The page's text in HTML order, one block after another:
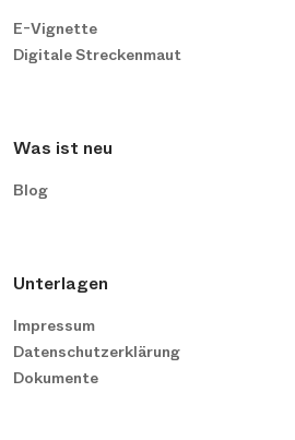
E-Vignette
Digitale Streckenmaut
Was ist neu
Blog
Unterlagen
Impressum
Datenschutzerklärung
Dokumente